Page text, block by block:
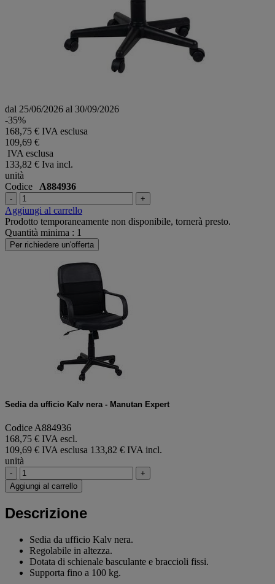
dal 25/06/2026 al 30/09/2026
-35%
168,75 € IVA esclusa
109,69 €
IVA esclusa
133,82 € Iva incl.
unità
Codice A884936
- +
Aggiungi al carrello
Prodotto temporaneamente non disponibile, tornerà presto.
Quantità minima : 1
Per richiedere un'offerta
Sedia da ufficio Kalv nera - Manutan Expert
Codice A884936
168,75 € IVA escl.
109,69 € IVA esclusa 133,82 € IVA incl.
unità
-
+
Aggiungi al carrello
Descrizione
Sedia da ufficio Kalv nera.
Regolabile in altezza.
Dotata di schienale basculante e braccioli fissi.
Supporta fino a 100 kg.